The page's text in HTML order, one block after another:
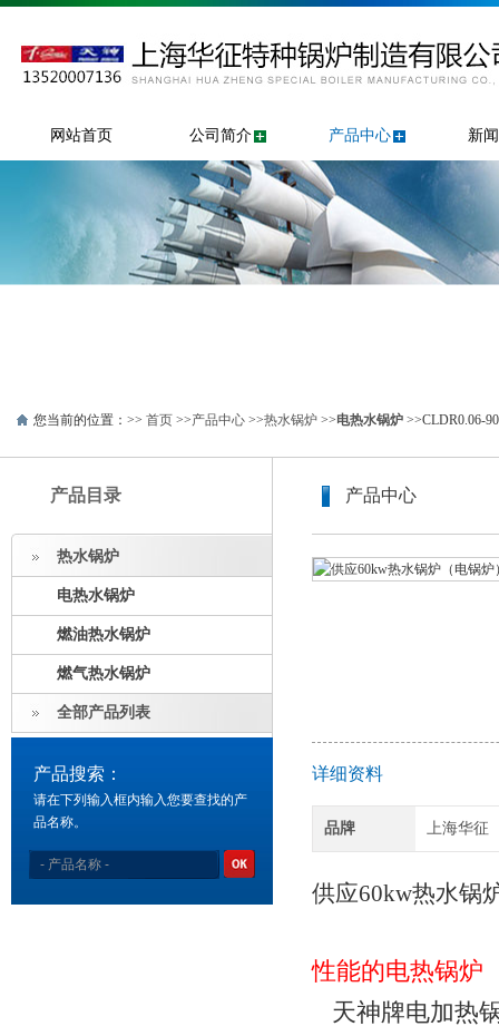
网站首页 公司简介 产品中心 新
您当前的位置：>> 首页 >>产品中心 >>热水锅炉 >>电热水锅炉 >>CLDR0.06-
产品目录
热水锅炉
电热水锅炉
燃油热水锅炉
燃气热水锅炉
全部产品列表
产品搜索：
请在下列输入框内输入您要查找的产
品名称。
产品中心
详细资料
品牌 上海华征
供应60kw热水锅
性能的电热锅炉
天神牌电加热